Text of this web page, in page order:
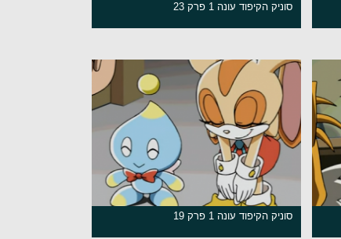
סוניק הקיפוד עונה 1 פרק 23
סוניק הקיפוד עונה 1 פרק 19